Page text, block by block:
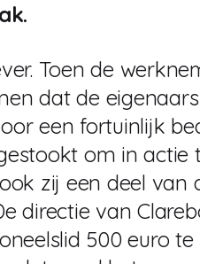
Toen de
dat de
een fortuinlijk
om in actie
zij een deel van
directie van
500 euro